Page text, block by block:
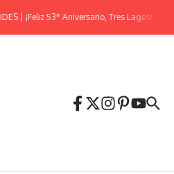
| ¡Feliz 53° Aniversario, Tres Lagos! ¡Llega